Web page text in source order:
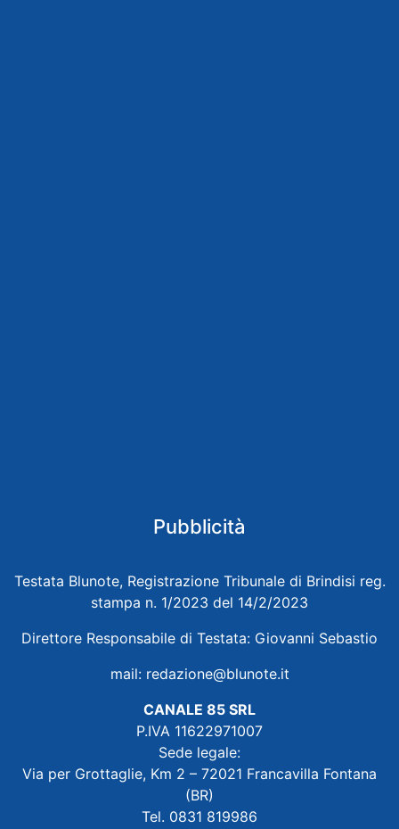
Pubblicità
Testata Blunote, Registrazione Tribunale di Brindisi reg.
stampa n. 1/2023 del 14/2/2023
Direttore Responsabile di Testata: Giovanni Sebastio
mail: redazione@blunote.it
CANALE 85 SRL
P.IVA 11622971007
Sede legale:
Via per Grottaglie, Km 2 – 72021 Francavilla Fontana
(BR)
Tel. 0831 819986